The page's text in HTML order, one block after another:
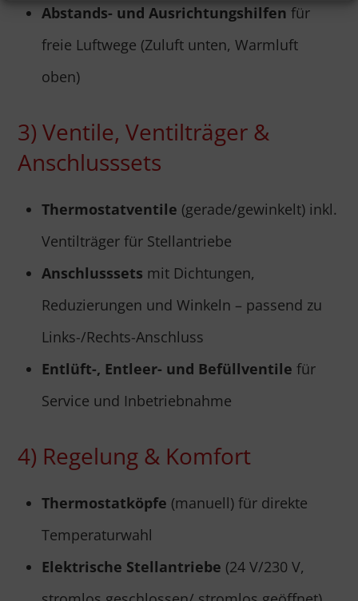
Abstands- und Ausrichtungshilfen für
freie Luftwege (Zuluft unten, Warmluft
oben)
3) Ventile, Ventilträger &
Anschlusssets
Thermostatventile (gerade/gewinkelt) inkl.
Ventilträger für Stellantriebe
Anschlusssets mit Dichtungen,
Reduzierungen und Winkeln – passend zu
Links-/Rechts-Anschluss
Entlüft-, Entleer- und Befüllventile für
Service und Inbetriebnahme
4) Regelung & Komfort
Thermostatköpfe (manuell) für direkte
Temperaturwahl
Elektrische Stellantriebe (24 V/230 V,